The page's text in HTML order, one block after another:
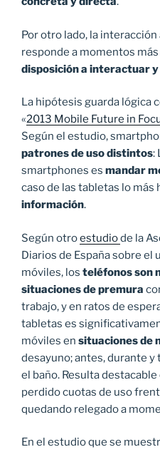
Por otro lado, la interacción
responde a momentos
disposición a interactuar
La hipótesis guarda lógica
«2013 Mobile Future in
Según el estudio,
patrones de uso distintos:
smartphones es mandar
caso de las tabletas lo más
información.
Según otroestudiode la
Diarios de España sobre el
móviles, los teléfonos son
situaciones de premura
trabajo, y en ratos de
tabletas es
móviles en situaciones de
desayuno; antes, durante y
el baño. Resulta
perdido cuotas de uso
quedando relegado a
En el estudio que se